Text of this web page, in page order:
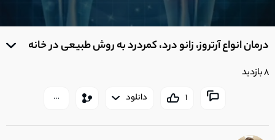
0
of درمان انواع آرتروز، زانو درد، کمردرد به روش طبیعی در خانه
8 بازدید
1 دانلود